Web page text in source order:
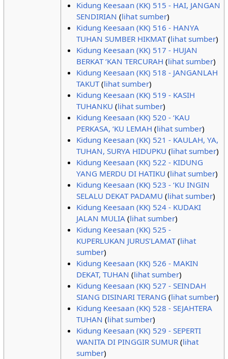
Kidung Keesaan (KK) 515 - HAI, JANGAN
SENDIRIAN (lihat sumber)
Kidung Keesaan (KK) 516 - HANYA
TUHAN SUMBER HIKMAT(lihat sumber)
Kidung Keesaan (KK) 517 - HUJAN
BERKAT ‘KAN TERCURAH (lihat sumber)
Kidung Keesaan (KK) 518 - JANGANLAH
TAKUT(lihat sumber)
Kidung Keesaan (KK) 519 - KASIH
TUHANKU (lihat sumber)
Kidung Keesaan (KK) 520 - ‘KAU
PERKASA, ‘KU LEMAH (lihat sumber)
Kidung Keesaan (KK) 521 - KAULAH, YA,
TUHAN, SURYA HIDUPKU (lihat sumber)
Kidung Keesaan (KK) 522 - KIDUNG
YANG MERDU DI HATIKU (lihat sumber)
Kidung Keesaan (KK) 523 - ‘KU INGIN
SELALU DEKAT PADAMU (lihat sumber)
Kidung Keesaan (KK) 524 - KUDAKI
JALAN MULIA (lihat sumber)
Kidung Keesaan (KK) 525 -
KUPERLUKAN JURUS’LAMAT(lihat
sumber)
Kidung Keesaan (KK) 526 - MAKIN
DEKAT, TUHAN (lihat sumber)
Kidung Keesaan (KK) 527 - SEINDAH
SIANG DISINARI TERANG (lihat sumber)
Kidung Keesaan (KK) 528 - SEJAHTERA
TUHAN (lihat sumber)
Kidung Keesaan (KK) 529 - SEPERTI
WANITA DI PINGGIR SUMUR (lihat
sumber)